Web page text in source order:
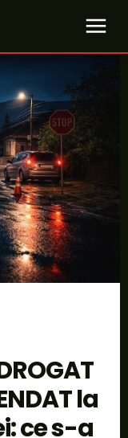
la
ce s-a